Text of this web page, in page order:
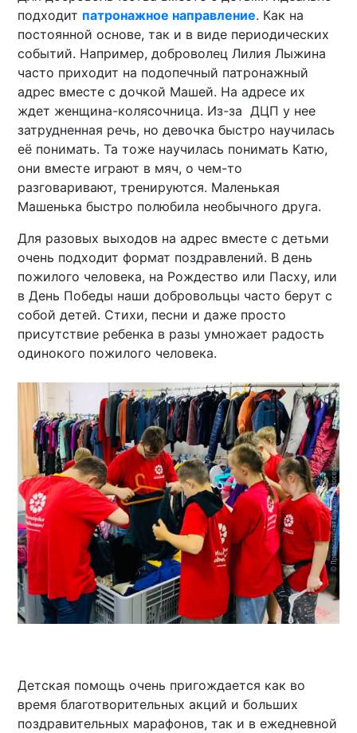
подходит патронажное направление. Как на
постоянной основе, так и в виде периодических
событий. Например, доброволец Лилия Лыжина
часто приходит на подопечный патронажный
адрес вместе с дочкой Машей. На адресе их
ждет женщина-колясочница. Из-за ДЦП у нее
затрудненная речь, но девочка быстро научилась
её понимать. Та тоже научилась понимать Катю,
они вместе играют в мяч, о чем-то
разговаривают, тренируются. Маленькая
Машенька быстро полюбила необычного друга.
Для разовых выходов на адрес вместе с детьми
очень подходит формат поздравлений. В день
пожилого человека, на Рождество или Пасху, или
в День Победы наши добровольцы часто берут с
собой детей. Стихи, песни и даже просто
присутствие ребенка в разы умножает радость
одинокого пожилого человека.
Детская помощь очень пригождается как во
время благотворительных акций и больших
поздравительных марафонов, так и в ежедневной